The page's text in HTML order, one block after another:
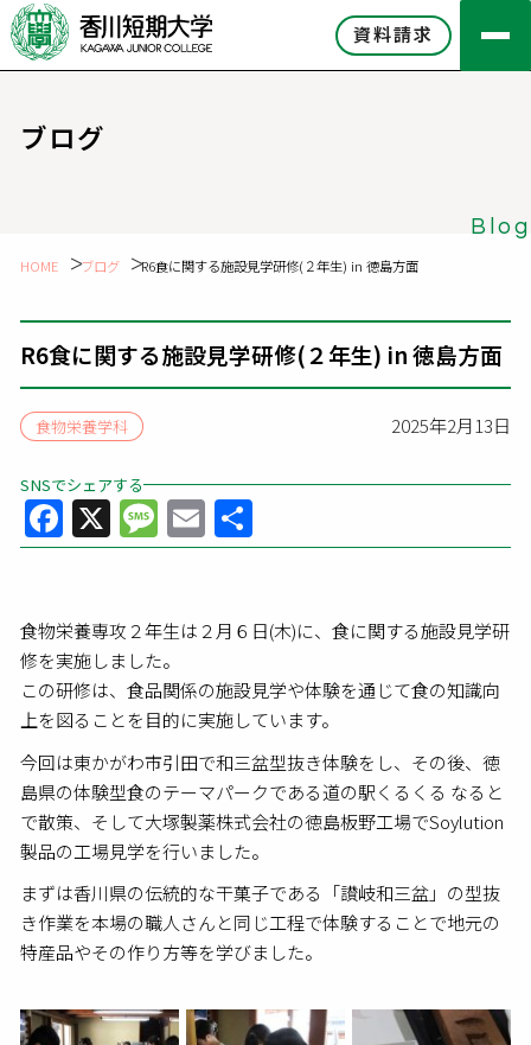
資料請求
ブログ
Blog
HOME ブログ R6食に関する施設見学研修(２年生) in 徳島方面
R6食に関する施設見学研修(２年生) in 徳島方面
食物栄養学科 2025年2月13日
SNSでシェアする
Facebook
X Message
Email
有
食物栄養専攻２年生は２月６日(木)に、食に関する施設見学研
修を実施しました。
この研修は、食品関係の施設見学や体験を通じて食の知識向
上を図ることを目的に実施しています。
今回は東かがわ市引田で和三盆型抜き体験をし、その後、徳
島県の体験型食のテーマパークである道の駅くるくる なると
で散策、そして大塚製薬株式会社の徳島板野工場でSoylution
製品の工場見学を行いました。
まずは香川県の伝統的な干菓子である「讃岐和三盆」の型抜
き作業を本場の職人さんと同じ工程で体験することで地元の
特産品やその作り方等を学びました。